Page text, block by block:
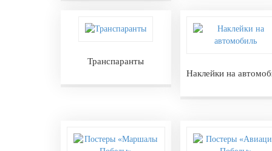
июля)
2 августа, День ВДВ
Транспаранты
Наклейки на